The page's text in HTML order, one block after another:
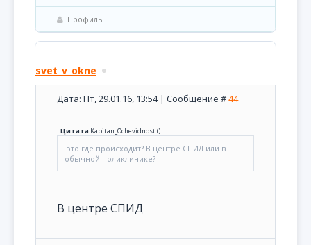
Профиль
svet_v_okne
Дата: Пт, 29.01.16, 13:54 | Сообщение #44
Цитата Kapitan_Ochevidnost()
это где происходит? В центре СПИД или в
обычной поликлинике?
В центре СПИД